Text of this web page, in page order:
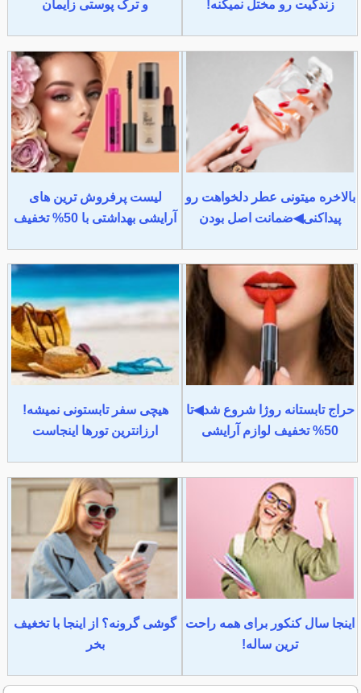
زندگیت رو مختل نمیکنه! و ترک پوستی زایمان
بالاخره میتونی عطر دلخواهت رو
پیداکنی◀ضمانت اصل بودن
لیست پرفروش ترین های
آرایشی بهداشتی با 50% تخفیف
حراج تابستانه روژا شروع شد◀تا
50% تخفیف لوازم آرایشی
هیچی سفر تابستونی نمیشه!
ارزانترین تورها اینجاست
اینجا سال کنکور برای همه راحت
ترین ساله!
گوشی گرونه؟ از اینجا با تخغیف
بخر